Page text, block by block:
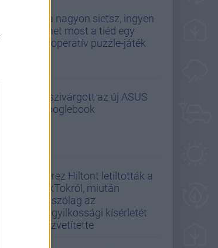
Ha nagyon sietsz, ingyen
lehet most a tiéd egy
kooperatív puzzle-játék
Kiszivárgott az új ASUS
Googlebook
Perez Hiltont letiltották a
TikTokról, miután
látszólag az
öngyilkossági kísérletét
közvetítette